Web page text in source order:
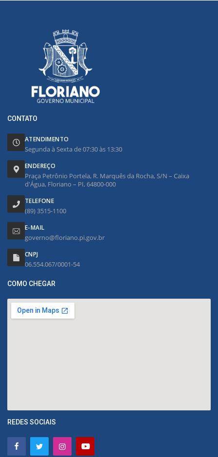
CONTATO
ATENDIMENTO
Segunda à Sexta de 07:30 às 13:30
ENDEREÇO
Praça Petrônio Portela, R. Marquês da Rocha, S/N – Caixa
d'Água, Floriano – PI, 64800-000
TELEFONE
(89) 3515-1100
E-MAIL
governo@floriano.pi.gov.br
CNPJ
06.554.067/0001-54
COMO CHEGAR
REDES SOCIAIS